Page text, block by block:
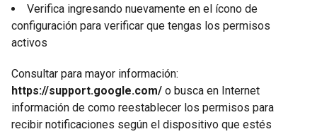
Verifica ingresando nuevamente en el ícono de
configuración para verificar que tengas los permisos
activos
Consultar para mayor información:
https://support.google.com/ o busca en Internet
información de como reestablecer los permisos para
recibir notificaciones según el dispositivo que estés